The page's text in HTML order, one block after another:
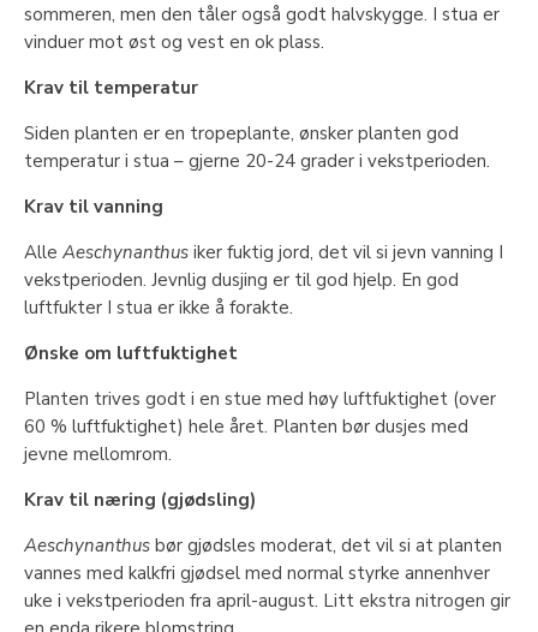
sommeren, men den tåler også godt halvskygge. I stua er
vinduer mot øst og vest en ok plass.
Krav til temperatur
Siden planten er en tropeplante, ønsker planten god
temperatur i stua – gjerne 20-24 grader i vekstperioden.
Krav til vanning
Alle Aeschynanthus iker fuktig jord, det vil si jevn vanning I
vekstperioden. Jevnlig dusjing er til god hjelp. En god
luftfukter I stua er ikke å forakte.
Ønske om luftfuktighet
Planten trives godt i en stue med høy luftfuktighet (over
60 % luftfuktighet) hele året. Planten bør dusjes med
jevne mellomrom.
Krav til næring (gjødsling)
Aeschynanthus bør gjødsles moderat, det vil si at planten
vannes med kalkfri gjødsel med normal styrke annenhver
uke i vekstperioden fra april-august. Litt ekstra nitrogen gir